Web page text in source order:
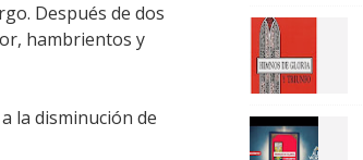
Después de dos
hambrientos y
la disminución de